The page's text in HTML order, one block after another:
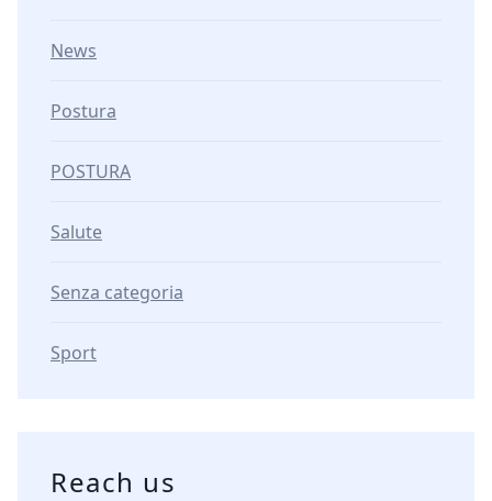
News
Postura
POSTURA
Salute
Senza categoria
Sport
Reach us